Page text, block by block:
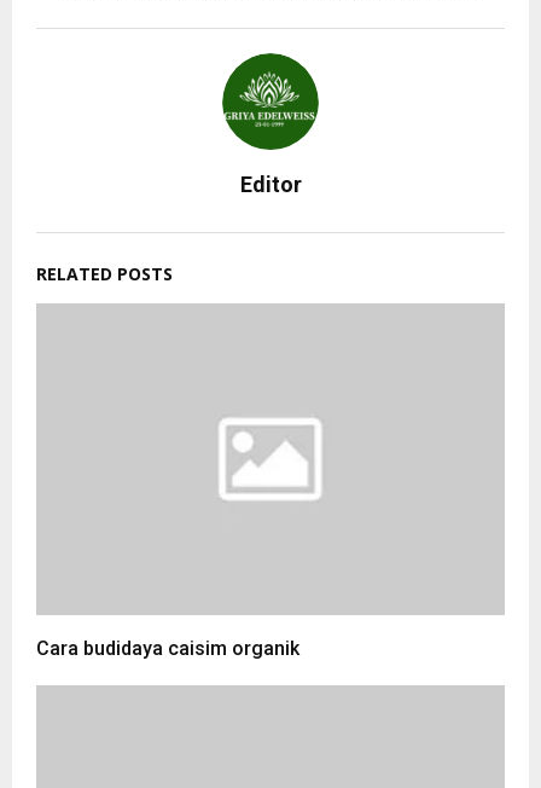
Editor
RELATED POSTS
Cara budidaya caisim organik